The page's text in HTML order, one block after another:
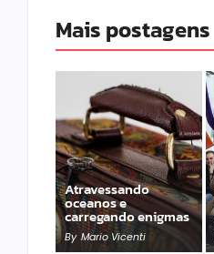
Mais postagens
Atravessando
oceanos e
carregando enigmas
By Mario Vicenti